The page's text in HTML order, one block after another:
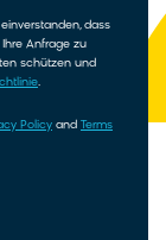
dass
Anfrage zu
schützen und
.
Policy and Terms